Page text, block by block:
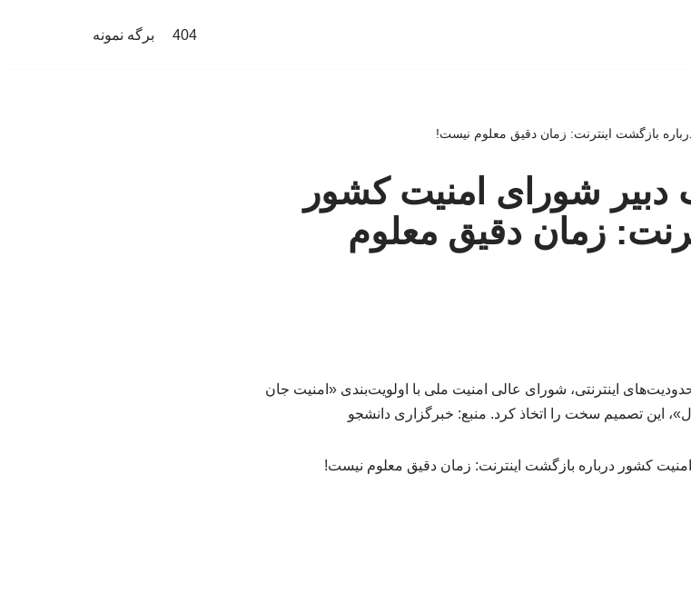
404 برگه نمونه
بازگشت اینترنت: زمان دقیق معلوم نیست!
دبیر شورای امنیت کشور
زمان دقیق معلوم
اینترنتی، شورای عالی امنیت ملی با اولویت‌بندی «امنیت جان
این تصمیم سخت را اتخاذ کرد. منبع: خبرگزاری دانشجو